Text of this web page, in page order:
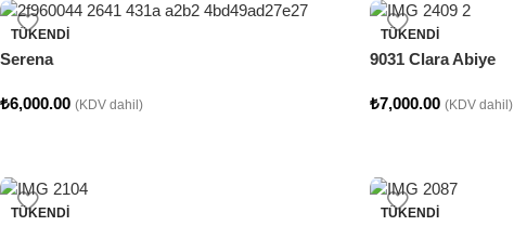
TÜKENDI
Serena
₺6,000.00 (KDV dahil)
TÜKENDI
9031 Clara Abiye
₺7,000.00 (KDV dahil)
TÜKENDI TÜKENDI